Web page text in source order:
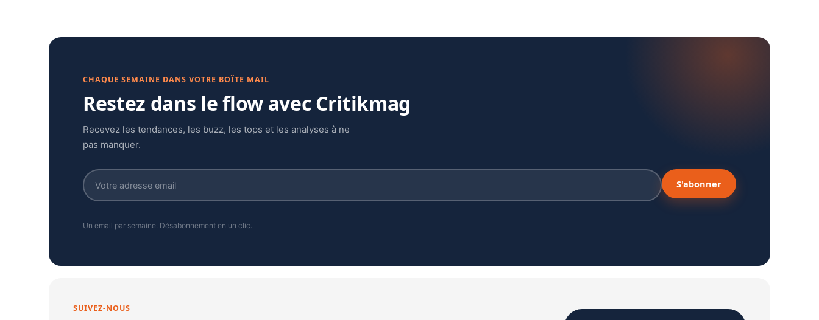
CHAQUE SEMAINE DANS VOTRE BOÎTE MAIL
Restez dans le flow avec Critikmag
Recevez les tendances, les buzz, les tops et les analyses à ne
pas manquer.
S'abonner
Un email par semaine. Désabonnement en un clic.
SUIVEZ-NOUS